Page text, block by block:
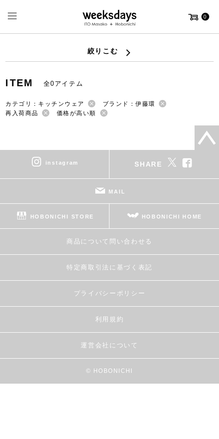
0
絞りこむ
ITEM 全0アイテム
カテゴリ：キッチンウェア
ブランド：伊藤環
再入荷商品
価格が高い順
instagram SHARE
MAIL
HOBONICHI STORE HOBONICHI HOME
商品について問い合わせる
特定商取引法に基づく表記
プライバシーポリシー
利用規約
運営会社について
© HOBONICHI